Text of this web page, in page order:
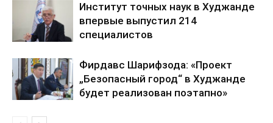
Институт точных наук в Худжанде
впервые выпустил 214
специалистов
Фирдавс Шарифзода: «Проект
„Безопасный город“ в Худжанде
будет реализован поэтапно»